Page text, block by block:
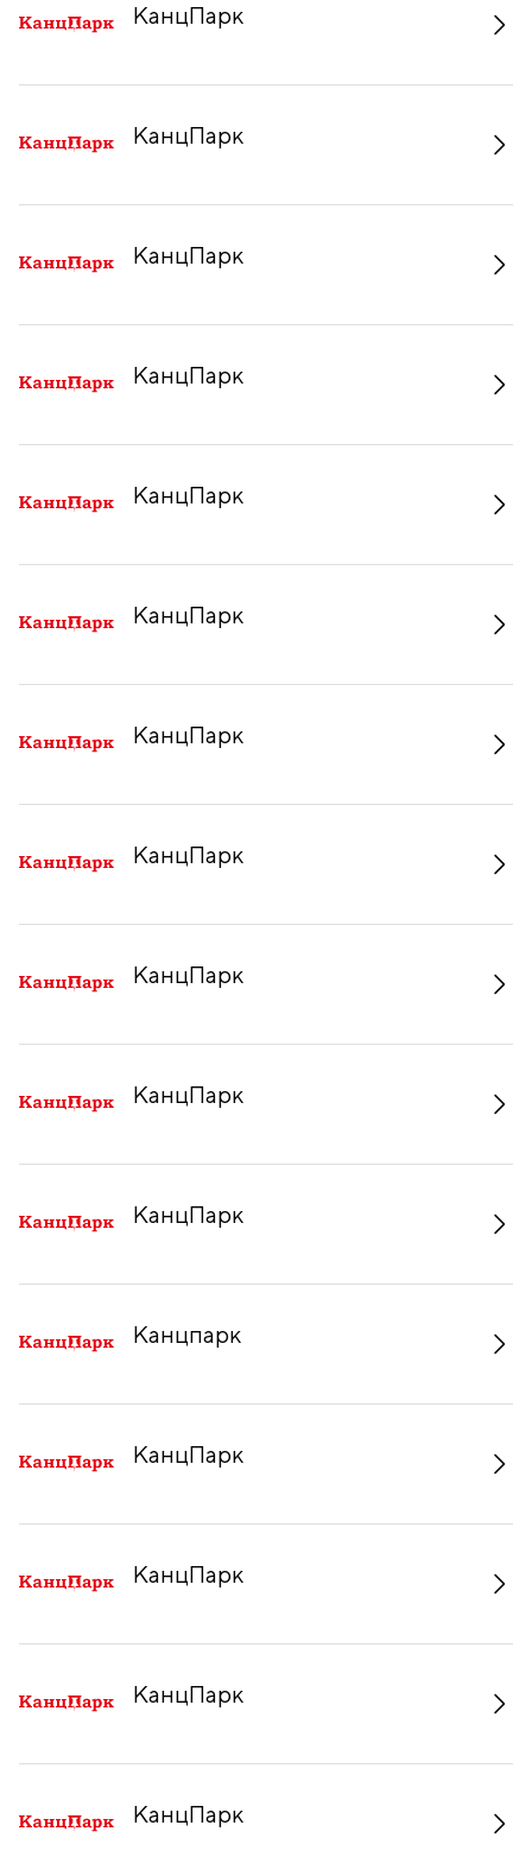
КанцПарк
КанцПарк
КанцПарк
КанцПарк
КанцПарк
КанцПарк
КанцПарк
КанцПарк
КанцПарк
КанцПарк
КанцПарк
Канцпарк
КанцПарк
КанцПарк
КанцПарк
КанцПарк